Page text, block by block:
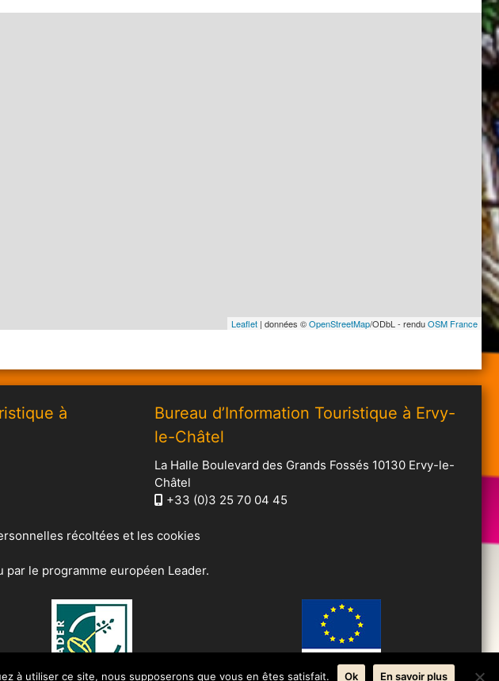
Leaflet | données ©OpenStreetMap/ODbL - renduOSM France
à
Bureau d’Information Touristique à Ervy-
le-Châtel
La Halle Boulevard des Grands Fossés 10130 Ervy-le-
Châtel
+33 (0)3 25 70 04 45
récoltées et les cookies
le programme européen Leader.
à utiliser ce site, nous supposerons que vous en êtes satisfait. Ok En savoir plus